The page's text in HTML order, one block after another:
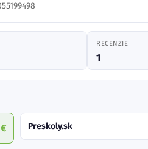
RECENZIE
1
Preskoly.sk